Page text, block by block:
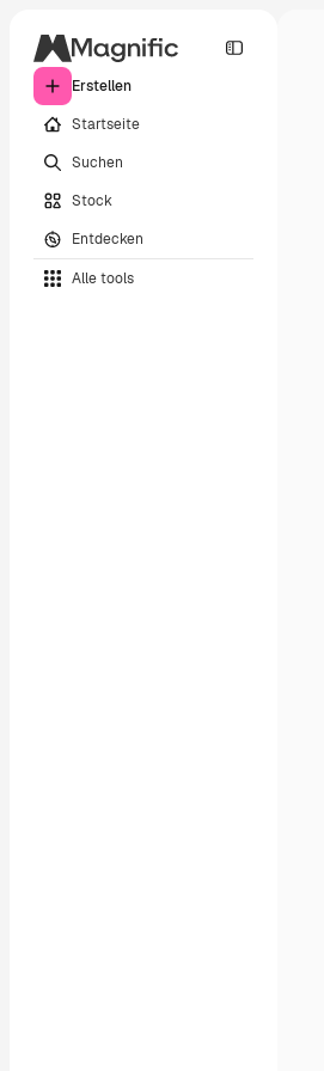
Erstellen
Startseite
Suchen
Stock
Entdecken
Alle tools